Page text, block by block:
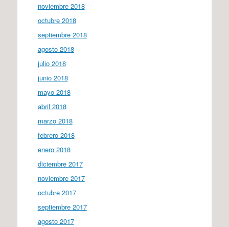
noviembre 2018
octubre 2018
septiembre 2018
agosto 2018
julio 2018
junio 2018
mayo 2018
abril 2018
marzo 2018
febrero 2018
enero 2018
diciembre 2017
noviembre 2017
octubre 2017
septiembre 2017
agosto 2017